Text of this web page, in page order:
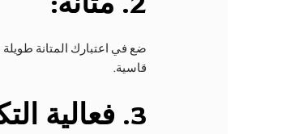
ضع في اعتبارك المتانة
قاسية.
3. فعالية